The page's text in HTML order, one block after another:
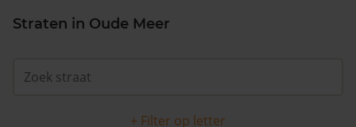
Straten in Oude Meer
+ Filter op letter